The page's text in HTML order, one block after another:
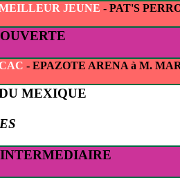
JEUNE - PAT'S
- EPAZOTE ARENA à M.
MEXIQUE